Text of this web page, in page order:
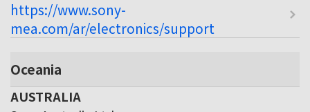
https://www.sony-
mea.com/ar/electronics/support
Oceania
AUSTRALIA